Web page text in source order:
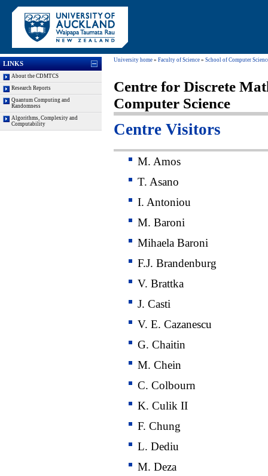
University home » Faculty of Science » School of Computer
Centre for Discrete
Computer Science
Centre Visitors
M. Amos
T. Asano
I. Antoniou
M. Baroni
Mihaela Baroni
F.J. Brandenburg
V. Brattka
J. Casti
V. E. Cazanescu
G. Chaitin
M. Chein
C. Colbourn
K. Culik II
F. Chung
L. Dediu
M. Deza
LINKS
About the CDMTCS
Research Reports
Quantum Computing and
Randomness
Algorithms, Complexity and
Computability